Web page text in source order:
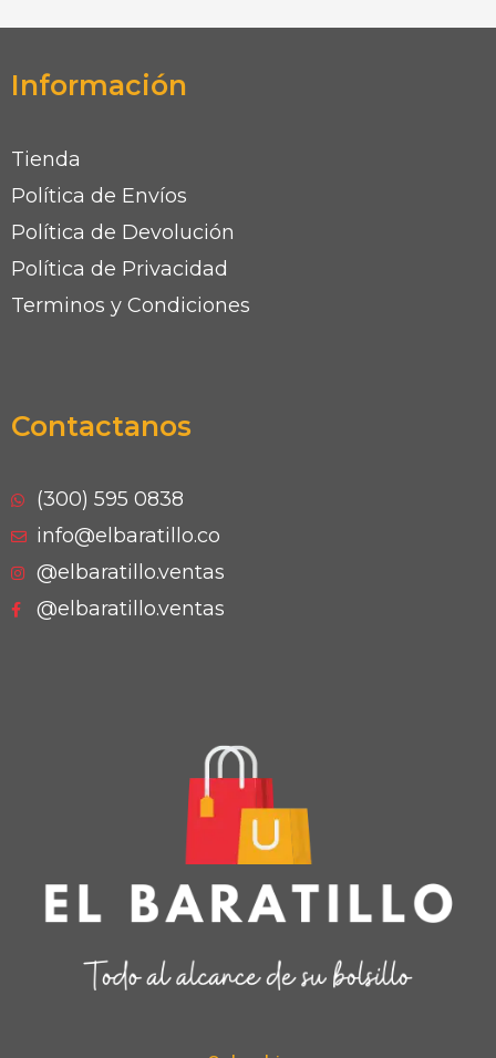
Información
Tienda
Política de Envíos
Política de Devolución
Política de Privacidad
Terminos y Condiciones
Contactanos
(300) 595 0838
info@elbaratillo.co
@elbaratillo.ventas
@elbaratillo.ventas